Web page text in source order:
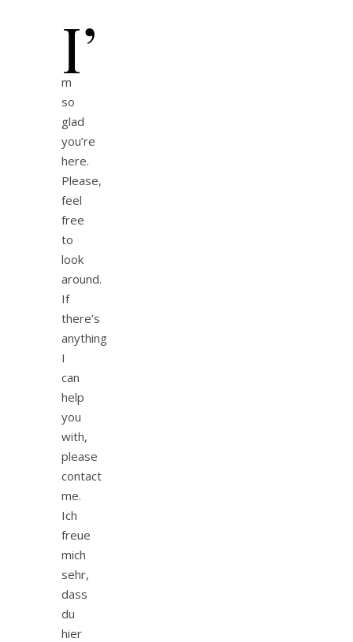
I’
m
so
glad
you’re
here.
Please,
feel
free
to
look
around.
If
there’s
anything
I
can
help
you
with,
please
contact
me.
Ich
freue
mich
sehr,
dass
du
hier